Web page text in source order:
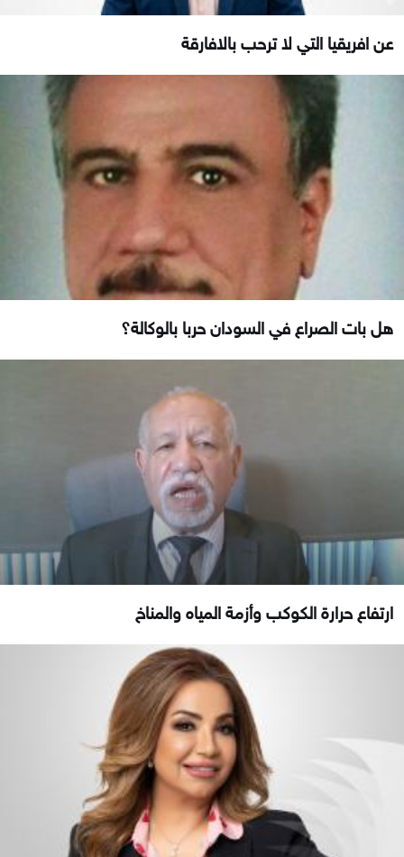
عن افريقيا التي لا ترحب بالافارقة
هل بات الصراع في السودان حربا بالوكالة؟
ارتفاع حرارة الكوكب وأزمة المياه والمناخ